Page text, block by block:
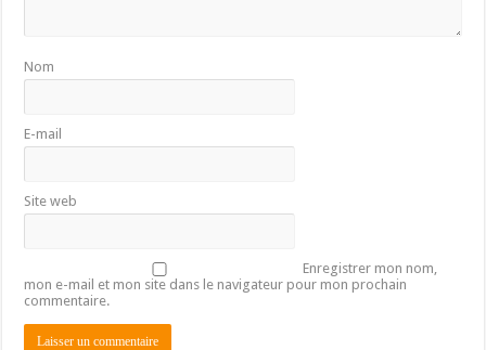
Nom
E-mail
Site web
Enregistrer mon nom,
mon e-mail et mon site dans le navigateur pour mon prochain
commentaire.